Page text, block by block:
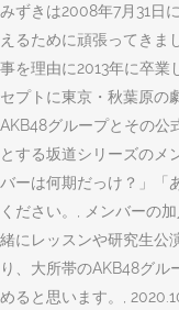
みずきは2008年7月31日
えるために頑張ってきま
事を理由に2013年に卒業
セプトに東京・秋葉原の
AKB48グループとその公
とする坂道シリーズのメ
バーは何期だっけ？」「
ください。, メンバーの
緒にレッスンや研究生公
り、大所帯のAKB48グル
めると思います。,